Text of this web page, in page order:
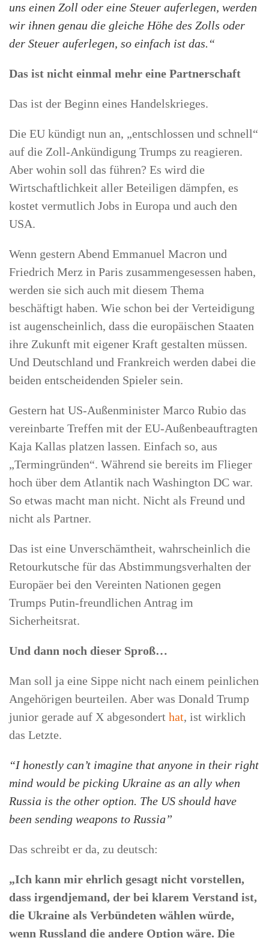
uns einen Zoll oder eine Steuer auferlegen, werden
wir ihnen genau die gleiche Höhe des Zolls oder
der Steuer auferlegen, so einfach ist das.“
Das ist nicht einmal mehr eine Partnerschaft
Das ist der Beginn eines Handelskrieges.
Die EU kündigt nun an, „entschlossen und schnell“
auf die Zoll-Ankündigung Trumps zu reagieren.
Aber wohin soll das führen? Es wird die
Wirtschaftlichkeit aller Beteiligen dämpfen, es
kostet vermutlich Jobs in Europa und auch den
USA.
Wenn gestern Abend Emmanuel Macron und
Friedrich Merz in Paris zusammengesessen haben,
werden sie sich auch mit diesem Thema
beschäftigt haben. Wie schon bei der Verteidigung
ist augenscheinlich, dass die europäischen Staaten
ihre Zukunft mit eigener Kraft gestalten müssen.
Und Deutschland und Frankreich werden dabei die
beiden entscheidenden Spieler sein.
Gestern hat US-Außenminister Marco Rubio das
vereinbarte Treffen mit der EU-Außenbeauftragten
Kaja Kallas platzen lassen. Einfach so, aus
„Termingründen“. Während sie bereits im Flieger
hoch über dem Atlantik nach Washington DC war.
So etwas macht man nicht. Nicht als Freund und
nicht als Partner.
Das ist eine Unverschämtheit, wahrscheinlich die
Retourkutsche für das Abstimmungsverhalten der
Europäer bei den Vereinten Nationen gegen
Trumps Putin-freundlichen Antrag im
Sicherheitsrat.
Und dann noch dieser Sproß…
Man soll ja eine Sippe nicht nach einem peinlichen
Angehörigen beurteilen. Aber was Donald Trump
junior gerade auf X abgesondert hat, ist wirklich
das Letzte.
“I honestly can’t imagine that anyone in their right
mind would be picking Ukraine as an ally when
Russia is the other option. The US should have
been sending weapons to Russia”
Das schreibt er da, zu deutsch:
„Ich kann mir ehrlich gesagt nicht vorstellen,
dass irgendjemand, der bei klarem Verstand ist,
die Ukraine als Verbündeten wählen würde,
wenn Russland die andere Option wäre. Die